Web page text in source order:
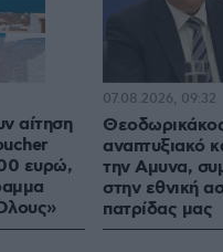
αίτηση
ευρώ,
αναπτυξιακό
την Αμυνα,
στην εθνική
πατρίδας μας
07.08.2026, 09:32